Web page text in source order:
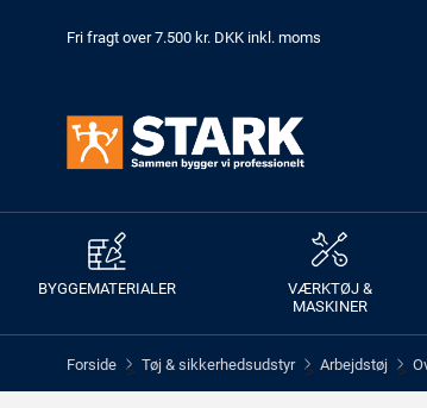
Fri fragt over 7.500 kr. DKK inkl. moms
BYGGEMATERIALER
VÆRKTØJ &
MASKINER
Forside > Tøj & sikkerhedsudstyr > Arbejdstøj >